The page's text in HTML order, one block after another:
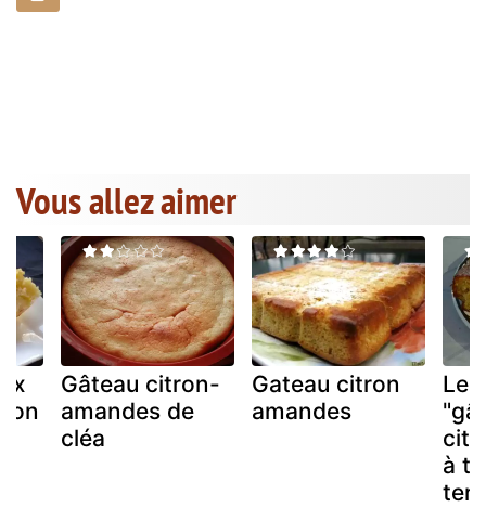
Vous allez aimer
Gâteau citron-
amandes de
cléa
Gateau citron
amandes
Le
à